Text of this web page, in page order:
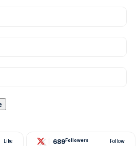
Like 689 Followers Follow